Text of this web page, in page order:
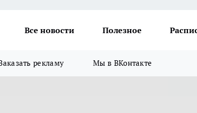
Все новости Полезное
рекламу Мы в ВКонтакте